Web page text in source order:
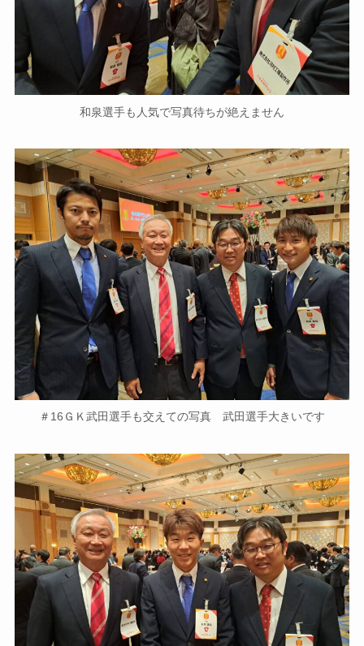
和泉選手も人気で写真待ちが絶えません
＃16ＧＫ武田選手も交えての写真 武田選手大きいです